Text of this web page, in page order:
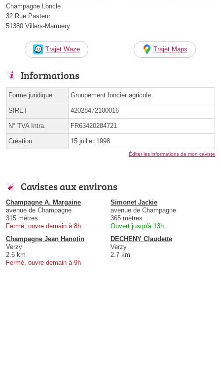
Champagne Loncle
32 Rue Pasteur
51380 Villers-Marmery
Trajet Waze Trajet Maps
Informations
Forme juridique Groupement foncier agricole
SIRET 42028472100016
N° TVA Intra. FR63420284721
Création 15 juillet 1998
Éditer les informations de mon caviste
Cavistes aux environs
Champagne A. Margaine
avenue de Champagne
315 mètres
Fermé, ouvre demain à 8h
Simonet Jackie
avenue de Champagne
365 mètres
Ouvert jusqu'à 13h
Champagne Jean Hanotin
Verzy
2.6 km
Fermé, ouvre demain à 9h
DECHENY Claudette
Verzy
2.7 km